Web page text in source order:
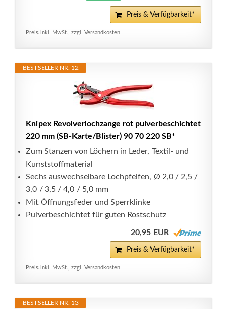
Preis & Verfügbarkeit*
Preis inkl. MwSt., zzgl. Versandkosten
BESTSELLER NR. 12
Knipex Revolverlochzange rot pulverbeschichtet
220 mm (SB-Karte/Blister) 90 70 220 SB*
Zum Stanzen von Löchern in Leder, Textil- und
Kunststoffmaterial
Sechs auswechselbare Lochpfeifen, Ø 2,0 / 2,5 /
3,0 / 3,5 / 4,0 / 5,0 mm
Mit Öffnungsfeder und Sperrklinke
Pulverbeschichtet für guten Rostschutz
20,95 EUR
Preis & Verfügbarkeit*
Preis inkl. MwSt., zzgl. Versandkosten
BESTSELLER NR. 13